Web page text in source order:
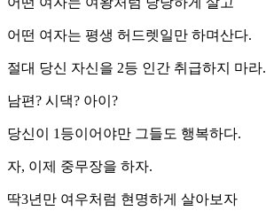
어떤 여자는 평생 허드렛일만 하며산다.
절대 당신 자신을 2등 인간 취급하지 마라.
남편? 시댁? 아이?
당신이 1등이어야만 그들도 행복하다.
자, 이제 중무장을 하자.
딱3년만 여우처럼 현명하게 살아보자